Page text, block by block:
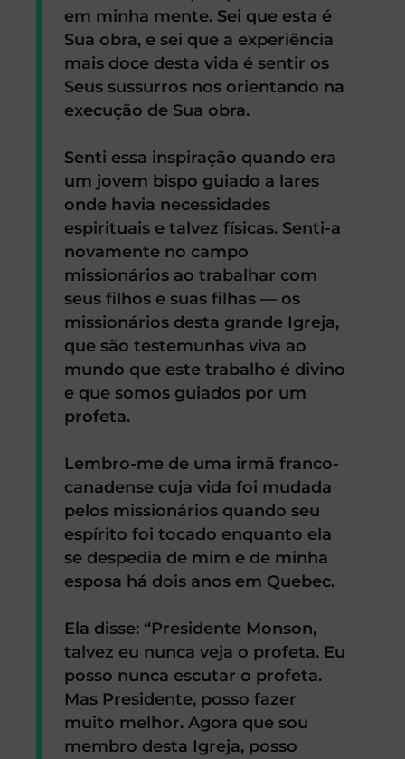
em minha mente. Sei que esta é
Sua obra, e sei que a experiência
mais doce desta vida é sentir os
Seus sussurros nos orientando na
execução de Sua obra.
Senti essa inspiração quando era
um jovem bispo guiado a lares
onde havia necessidades
espirituais e talvez físicas. Senti-a
novamente no campo
missionários ao trabalhar com
seus filhos e suas filhas — os
missionários desta grande Igreja,
que são testemunhas viva ao
mundo que este trabalho é divino
e que somos guiados por um
profeta.
Lembro-me de uma irmã franco-
canadense cuja vida foi mudada
pelos missionários quando seu
espírito foi tocado enquanto ela
se despedia de mim e de minha
esposa há dois anos em Quebec.
Ela disse: “Presidente Monson,
talvez eu nunca veja o profeta. Eu
posso nunca escutar o profeta.
Mas Presidente, posso fazer
muito melhor. Agora que sou
membro desta Igreja, posso